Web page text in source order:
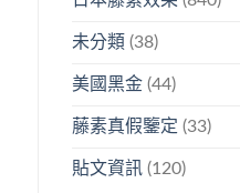
未分類 (38)
美國黑金(44)
藤素真假鑒定 (33)
貼文資訊(120)